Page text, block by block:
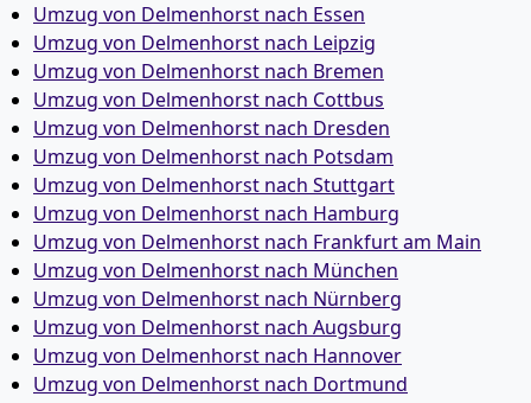
Umzug von Delmenhorst nach Essen
Umzug von Delmenhorst nach Leipzig
Umzug von Delmenhorst nach Bremen
Umzug von Delmenhorst nach Cottbus
Umzug von Delmenhorst nach Dresden
Umzug von Delmenhorst nach Potsdam
Umzug von Delmenhorst nach Stuttgart
Umzug von Delmenhorst nach Hamburg
Umzug von Delmenhorst nach Frankfurt am Main
Umzug von Delmenhorst nach München
Umzug von Delmenhorst nach Nürnberg
Umzug von Delmenhorst nach Augsburg
Umzug von Delmenhorst nach Hannover
Umzug von Delmenhorst nach Dortmund